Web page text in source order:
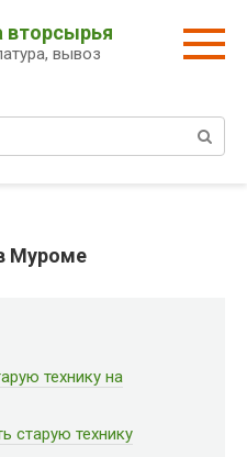
вторсырья
вывоз
Муроме
технику на
старую технику